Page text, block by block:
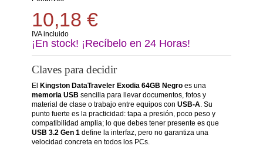
10,18 €
IVA incluido
¡En stock! ¡Recíbelo en 24 Horas!
Claves para decidir
El Kingston DataTraveler Exodia 64GB Negroes una
memoria USB sencilla para llevar documentos, fotos y
material de clase o trabajo entre equipos con USB-A. Su
punto fuerte es la practicidad: tapa a presión, poco peso y
compatibilidad amplia; lo que debes tener presente es que
USB 3.2 Gen 1define la interfaz, pero no garantiza una
velocidad concreta en todos los PCs.